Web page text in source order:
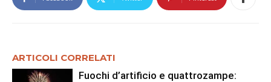
ARTICOLI CORRELATI
Fuochi d’artificio e quattrozampe: